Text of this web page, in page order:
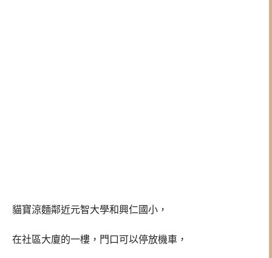
貓寶涼麵鄰近元智大學和興仁國小，
在社區大廈的一樓，門口可以停放機車，